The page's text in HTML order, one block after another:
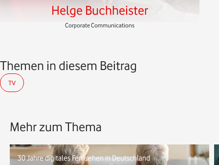
Helge Buchheister
Corporate Communications
Themen in diesem Beitrag
TV
Mehr zum Thema
30 Jahre digitales Fernsehen in Deutschland